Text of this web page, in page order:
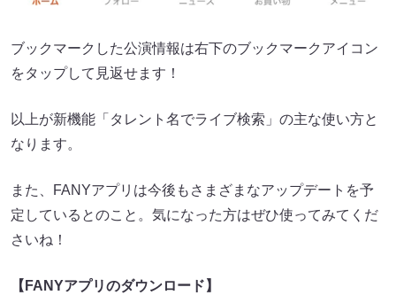
ブックマークした公演情報は右下のブックマークアイコン
をタップして見返せます！
以上が新機能「タレント名でライブ検索」の主な使い方と
なります。
また、FANYアプリは今後もさまざまなアップデートを予
定しているとのこと。気になった方はぜひ使ってみてくだ
さいね！
【FANYアプリのダウンロード】